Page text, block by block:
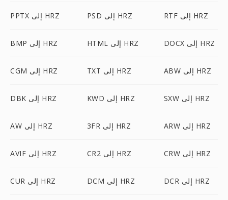
PPTX إلى HRZ PSD إلى HRZ RTF إلى HRZ
BMP إلى HRZ HTML إلى HRZ DOCX إلى HRZ
CGM إلى HRZ TXT إلى HRZ ABW إلى HRZ
DBK إلى HRZ KWD إلى HRZ SXW إلى HRZ
AW إلى HRZ 3FR إلى HRZ ARW إلى HRZ
AVIF إلى HRZ CR2 إلى HRZ CRW إلى HRZ
CUR إلى HRZ DCM إلى HRZ DCR إلى HRZ